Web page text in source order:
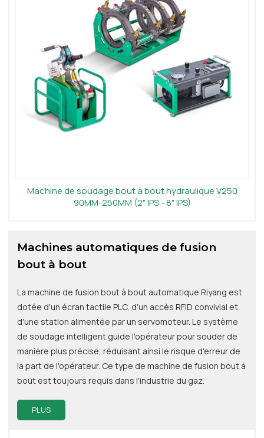
Machine de soudage bout à bout hydraulique V250
90MM-250MM (2" IPS - 8" IPS)
Machines automatiques de fusion
bout à bout
La machine de fusion bout à bout automatique Riyang est
dotée d'un écran tactile PLC, d'un accès RFID convivial et
d'une station alimentée par un servomoteur. Le système
de soudage intelligent guide l'opérateur pour souder de
manière plus précise, réduisant ainsi le risque d'erreur de
la part de l'opérateur. Ce type de machine de fusion bout à
bout est toujours requis dans l'industrie du gaz.
PLUS